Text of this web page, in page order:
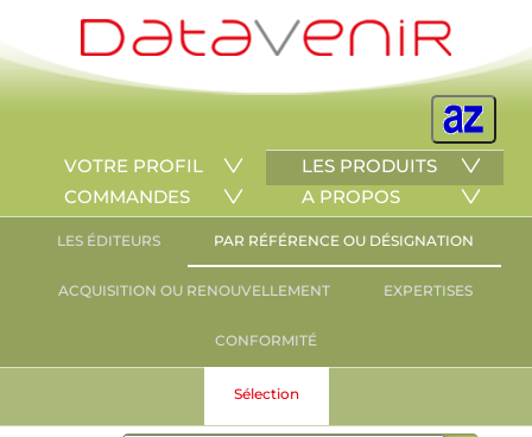
VOTRE PROFIL
LES PRODUITS
COMMANDES
A PROPOS
LES ÉDITEURS PAR RÉFÉRENCE OU DÉSIGNATION
ACQUISITION OU RENOUVELLEMENT EXPERTISES
CONFORMITÉ
Sélection